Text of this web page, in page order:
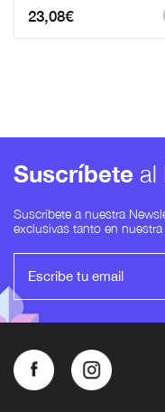
23,08€
Suscríbete al
Suscríbete a nuestra
exclusivas tanto en